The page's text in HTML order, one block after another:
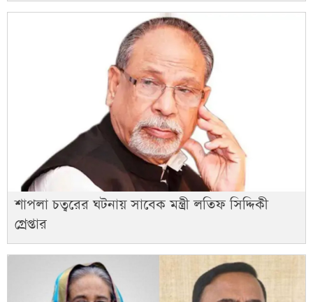
শাপলা চত্বরের ঘটনায় সাবেক মন্ত্রী লতিফ সিদ্দিকী
গ্রেপ্তার